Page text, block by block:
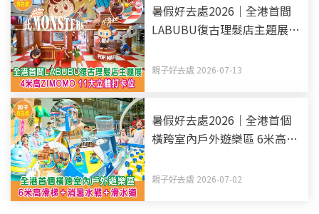
暑假好去處2026｜全港首間
LABUBU復古理髮店主題展 4
位
親子好去處 2026-07-13
暑假好去處2026｜全港首個
橫跨室內戶外遊樂區 6米高滑
親子好去處 2026-07-02